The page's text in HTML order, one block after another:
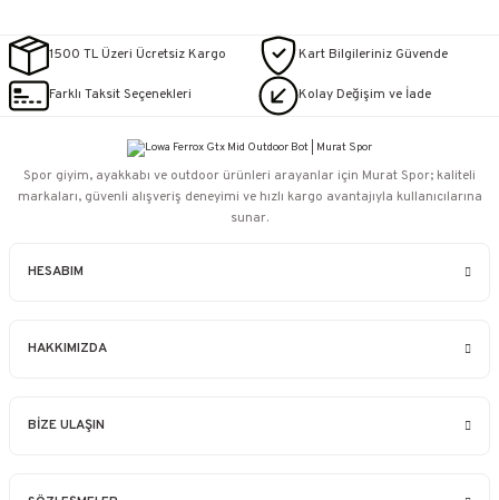
1500 TL Üzeri Ücretsiz Kargo Kart Bilgileriniz Güvende
Farklı Taksit Seçenekleri Kolay Değişim ve İade
HESABIM
HAKKIMIZDA
BİZE ULAŞIN
Spor giyim, ayakkabı ve outdoor ürünleri arayanlar için Murat Spor; kaliteli
markaları, güvenli alışveriş deneyimi ve hızlı kargo avantajıyla kullanıcılarına
sunar.